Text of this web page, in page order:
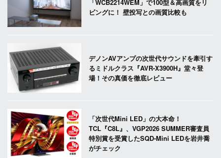
「WCB2214WEM」で100型＆高画質をリ
ビングに！ 壁投写との画質比較も
デノンAVアンプの次世代サウンドを牽引す
るミドルクラス『AVR-X3900H』堂々登
場！その真価を徹底レビュー
「次世代Mini LED」の大本命！
TCL『C8L』、VGP2026 SUMMER審査員
特別賞を受賞したSQD-Mini LEDを岩井喬
がチェック